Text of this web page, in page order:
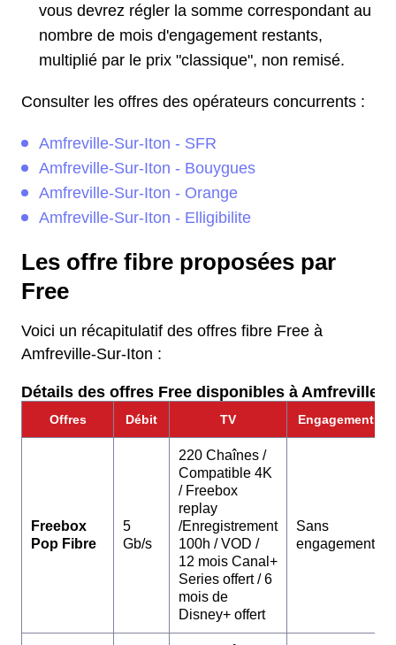
vous devrez régler la somme correspondant au
nombre de mois d'engagement restants,
multiplié par le prix "classique", non remisé.
Consulter les offres des opérateurs concurrents :
Amfreville-Sur-Iton - SFR
Amfreville-Sur-Iton - Bouygues
Amfreville-Sur-Iton - Orange
Amfreville-Sur-Iton - Elligibilite
Les offre fibre proposées par
Free
Voici un récapitulatif des offres fibre Free à
Amfreville-Sur-Iton :
Détails des offres Free disponibles à Amfreville-
Offres Débit TV Engagement
Freebox
Pop Fibre
5
Gb/s
220 Chaînes /
Compatible 4K
/ Freebox
replay
/Enregistrement
100h / VOD /
12 mois Canal+
Series offert / 6
mois de
Disney+ offert
Sans
engagement